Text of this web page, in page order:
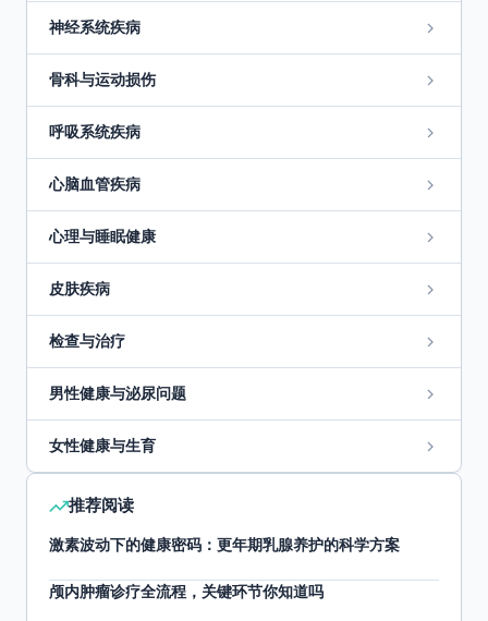
神经系统疾病
骨科与运动损伤
呼吸系统疾病
心脑血管疾病
心理与睡眠健康
皮肤疾病
检查与治疗
男性健康与泌尿问题
女性健康与生育
推荐阅读
激素波动下的健康密码：更年期乳腺养护的科学方案
颅内肿瘤诊疗全流程，关键环节你知道吗